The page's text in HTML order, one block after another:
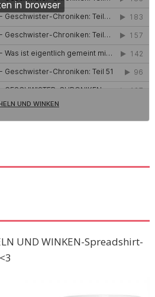
UND WINKEN-Spreadshirt-